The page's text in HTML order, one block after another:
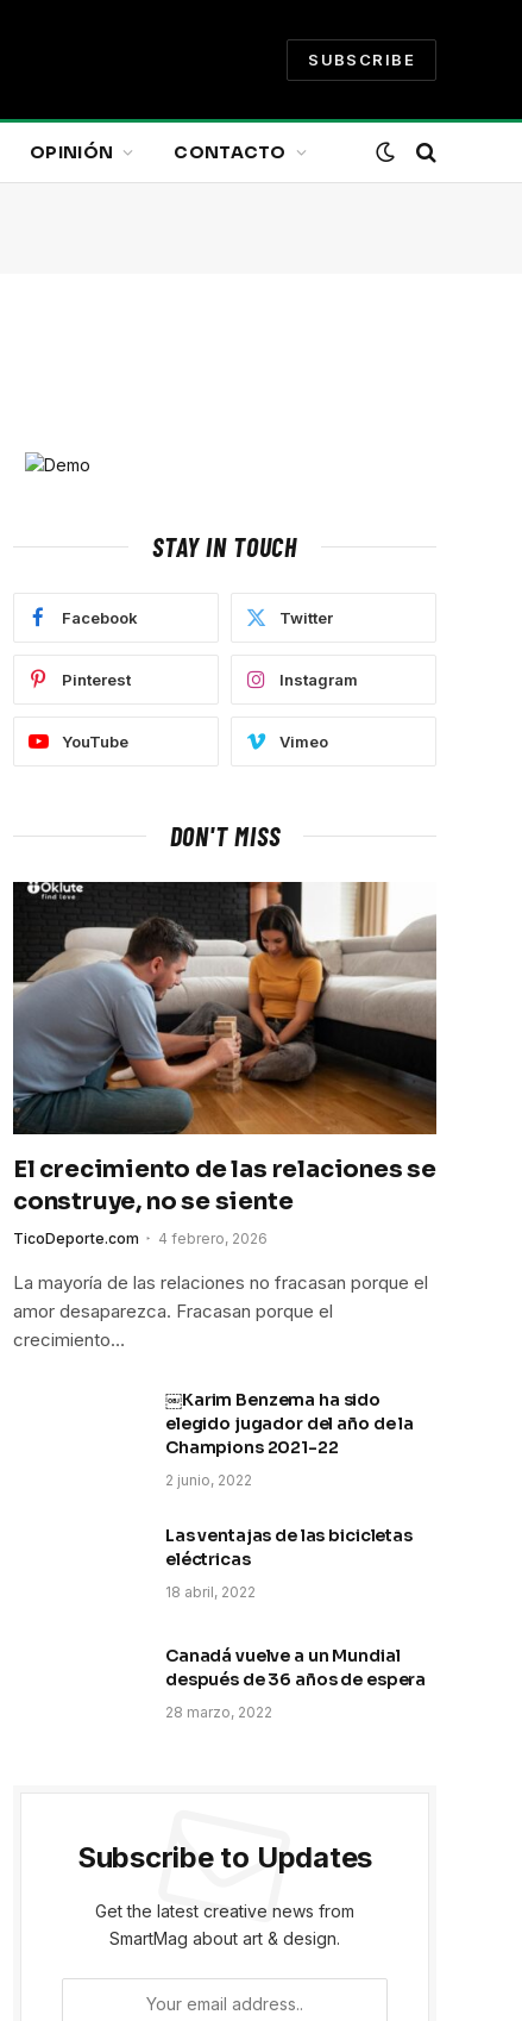
SUBSCRIBE
OPINIÓN CONTACTO
STAY IN TOUCH
Facebook Twitter
Pinterest Instagram
YouTube Vimeo
DON'T MISS
El crecimiento de las relaciones se
construye, no se siente
TicoDeporte.com 4 febrero, 2026
La mayoría de las relaciones no fracasan porque el
amor desaparezca. Fracasan porque el
crecimiento…
￼Karim Benzema ha sido
elegido jugador del año de la
Champions 2021-22
2 junio, 2022
Las ventajas de las bicicletas
eléctricas
18 abril, 2022
Canadá vuelve a un Mundial
después de 36 años de espera
28 marzo, 2022
Subscribe to Updates
Get the latest creative news from
SmartMag about art & design.